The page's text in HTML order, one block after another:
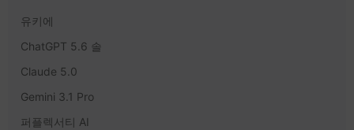
유키에
ChatGPT 5.6 솔
Claude 5.0
Gemini 3.1 Pro
퍼플렉서티 AI